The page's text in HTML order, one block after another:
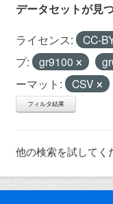
データセットが見
ライセンス: CC-
プ:
gr9100
ーマット:
CSV
フィルタ結果
他の検索を試してく